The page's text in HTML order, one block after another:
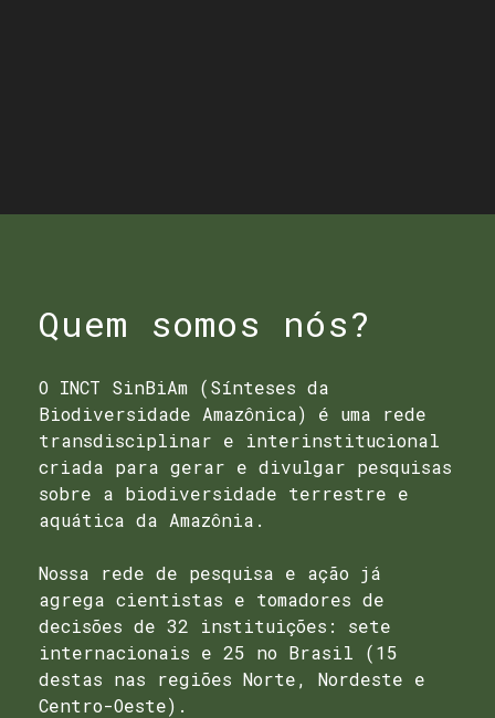
Quem somos nós?
O INCT SinBiAm (Sínteses da
Biodiversidade Amazônica) é uma rede
transdisciplinar e interinstitucional
criada para gerar e divulgar pesquisas
sobre a biodiversidade terrestre e
aquática da Amazônia.
Nossa rede de pesquisa e ação já
agrega cientistas e tomadores de
decisões de 32 instituições: sete
internacionais e 25 no Brasil (15
destas nas regiões Norte, Nordeste e
Centro-Oeste).